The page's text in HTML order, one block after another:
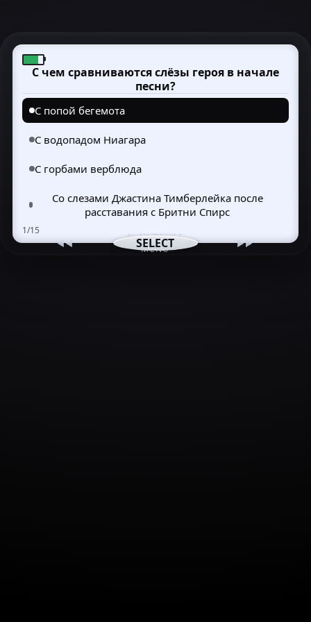
С чем сравниваются слёзы героя в начале
песни?
С попой бегемота
С водопадом Ниагара
С горбами верблюда
Со слезами Джастина Тимберлейка после
расставания с Бритни Спирс
1/15
MENU
◄◄ ►►
PLAY/PAUSE
SELECT